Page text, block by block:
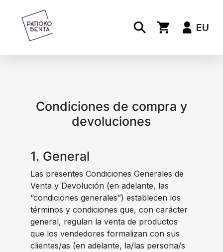
EU
Condiciones de compra y
devoluciones
1. General
Las presentes Condiciones Generales de
Venta y Devolución (en adelante, las
“condiciones generales”) establecen los
términos y condiciones que, con carácter
general, regulan la venta de productos
que los vendedores formalizan con sus
clientes/as (en adelante, la/las persona/s